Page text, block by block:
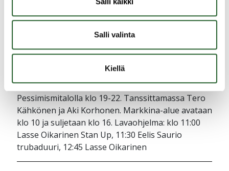
Salli valinta
Kiellä
Puolangan perinnemarkkinat
Puolangan perinnemarkkinat. Perinnemarkkinat
kokoavat yhteen paikallisen ruoan, käsityöt ja
torimyyjien tarjontaa sekä ohjelmaa lapsille ja
aikuisille. Ilta huipentuu markkinatansseihin
Pessimismitalolla klo 19-22. Tanssittamassa Tero
Kähkönen ja Aki Korhonen. Markkina-alue avataan
klo 10 ja suljetaan klo 16. Lavaohjelma: klo 11:00
Lasse Oikarinen Stan Up, 11:30 Eelis Saurio
trubaduuri, 12:45 Lasse Oikarinen